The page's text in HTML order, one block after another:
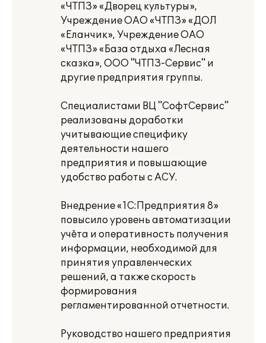
«ЧТПЗ» «Дворец культуры»,
Учреждение ОАО «ЧТПЗ» «ДОЛ
«Еланчик», Учреждение ОАО
«ЧТПЗ» «База отдыха «Лесная
сказка», ООО "ЧТПЗ-Сервис" и
другие предприятия группы.
Специалистами ВЦ "СофтСервис"
реализованы доработки
учитывающие специфику
деятельности нашего
предприятия и повышающие
удобство работы с АСУ.
Внедрение «1С:Предприятия 8»
повысило уровень автоматизации
учёта и оперативность получения
информации, необходимой для
принятия управленческих
решений, а также скорость
формирования
регламентированной отчетности.
Руководство нашего предприятия